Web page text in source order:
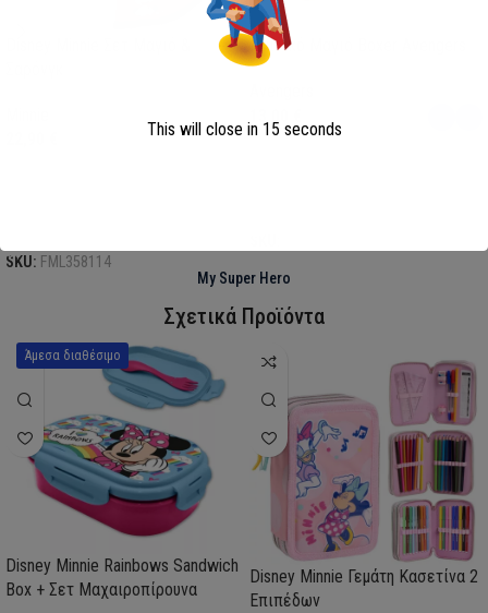
SKU: FML358114
Παιδικό Μαγιό Boxer Avengers
My Super Hero
Σχετικά Προϊόντα
Άμεσα διαθέσιμο
Disney Minnie Rainbows Sandwich
Box + Σετ Μαχαιροπίρουνα
Disney Minnie Γεμάτη Κασετίνα 2
Επιπέδων
This will close in 15 seconds